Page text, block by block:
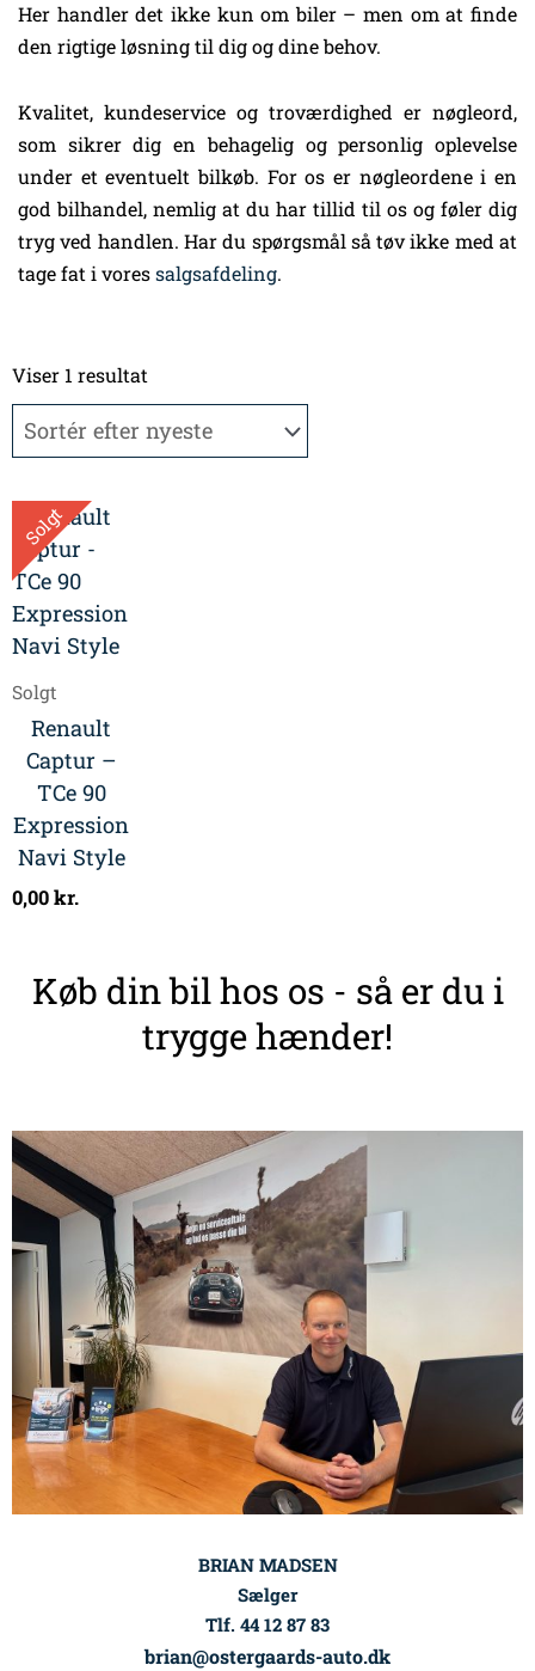
Her handler det ikke kun om biler – men om at finde
den rigtige løsning til dig og dine behov.
Kvalitet, kundeservice og troværdighed er nøgleord,
som sikrer dig en behagelig og personlig oplevelse
under et eventuelt bilkøb. For os er nøgleordene i en
god bilhandel, nemlig at du har tillid til os og føler dig
tryg ved handlen. Har du spørgsmål så tøv ikke med at
tage fat i voressalgsafdeling.
Viser 1 resultat
Solgt
Solgt
Renault
Captur –
TCe 90
Expression
Navi Style
0,00kr.
Køb din bil hos os - så er du i
trygge hænder!
BRIAN MADSEN
Sælger
Tlf. 44 12 87 83
brian@ostergaards-auto.dk